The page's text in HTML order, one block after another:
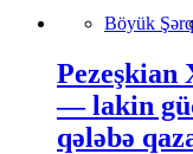
Böyük
Pezeşkian
— lakin
qələbə